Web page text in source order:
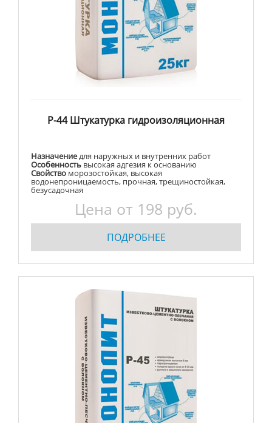
Р-44 Штукатурка гидроизоляционная
Назначениедля наружных и внутренних работ
Особенность высокая адгезия к основанию
Свойство морозостойкая, высокая
водонепроницаемость, прочная, трещиностойкая,
безусадочная
Цена от 198 руб.
ПОДРОБНЕЕ